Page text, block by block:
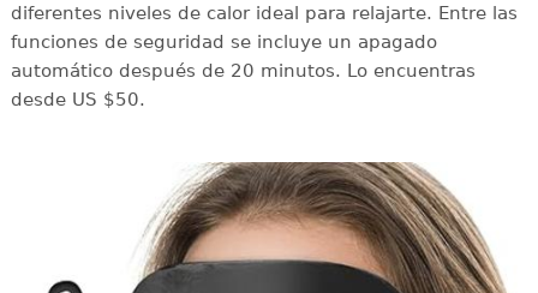
diferentes niveles de calor ideal para relajarte. Entre las
funciones de seguridad se incluye un apagado
automático después de 20 minutos. Lo encuentras
desde US $50.